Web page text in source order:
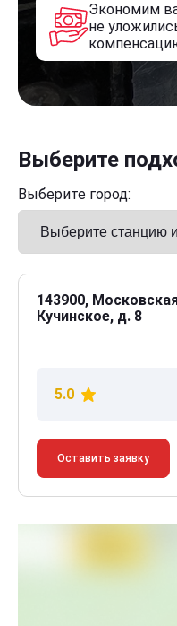
Экономим
не
Выберите
Выберите город:
143900,
Кучинское, д. 8
5.0
Оставить заявку